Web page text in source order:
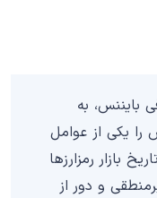
بایننس، به
را یکی از عوامل
بازار رمزارزها
و دور از